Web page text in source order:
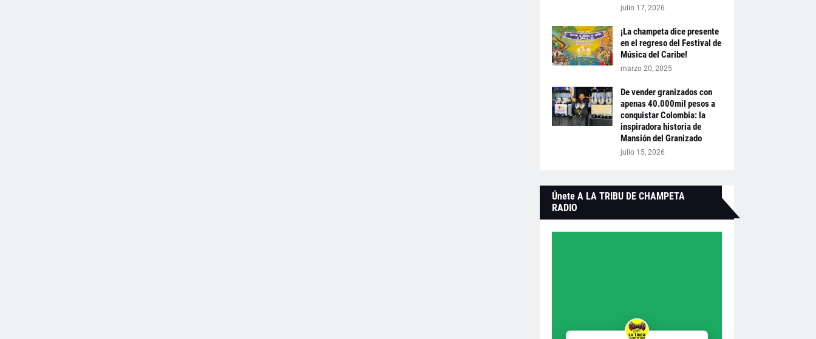
julio 17, 2026
¡La champeta dice presente
en el regreso del Festival de
Música del Caribe!
marzo 20, 2025
De vender granizados con
apenas 40.000mil pesos a
conquistar Colombia: la
inspiradora historia de
Mansión del Granizado
julio 15, 2026
Únete A LA TRIBU DE CHAMPETA
RADIO